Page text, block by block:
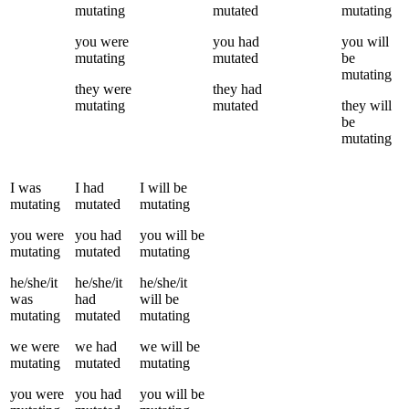
mutating
you were
mutating
they were
mutating
mutated
you had
mutated
they had
mutated
mutating
you will
be
mutating
they will
be
mutating
I was
mutating
you were
mutating
he/she/it
was
mutating
we were
mutating
you were
I had
mutated
you had
mutated
he/she/it
had
mutated
we had
mutated
you had
I will be
mutating
you will be
mutating
he/she/it
will be
mutating
we will be
mutating
you will be